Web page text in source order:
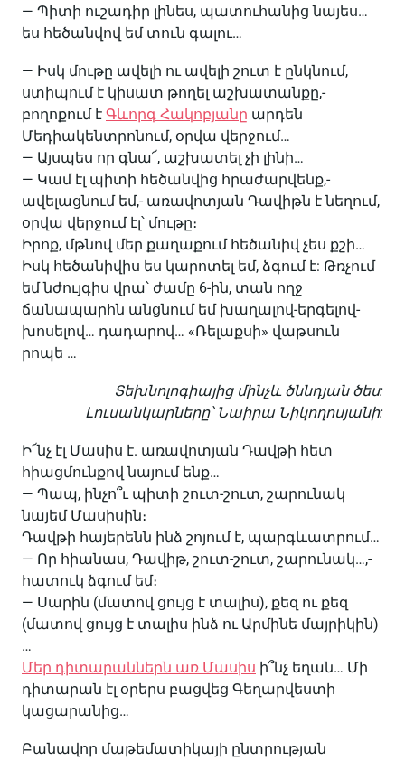
— Պիտի ուշադիր լինես, պատուհանից նայես…
ես հեծանվով եմ տուն գալու…
— Իսկ մութը ավելի ու ավելի շուտ է ընկնում,
ստիպում է կիսատ թողել աշխատանքը,-
բողոքում է Գևորգ Հակոբյանը արդեն
Մեդիակենտրոնում, օրվա վերջում…
— Այսպես որ գնա՜, աշխատել չի լինի…
— Կամ էլ պիտի հեծանվից հրաժարվենք,-
ավելացնում եմ,- առավոտյան Դավիթն է նեղում,
օրվա վերջում էլ՝ մութը։
Իրոք, մթնով մեր քաղաքում հեծանիվ չես քշի…
Իսկ հեծանիվիս ես կարոտել եմ, ձգում է: Թռչում
եմ նժույգիս վրա՝ ժամը 6-ին, տան ողջ
ճանապարհն անցնում եմ խաղալով-երգելով-
խոսելով… դադարով… «Ռելաքսի» վաթսուն
րոպե …
Տեխնոլոգիայից մինչև ծննդյան ծես:
Լուսանկարները՝ Նաիրա Նիկողոսյանի:
Ի՜նչ էլ Մասիս է. առավոտյան Դավթի հետ
հիացմունքով նայում ենք…
— Պապ, ինչո՞ւ պիտի շուտ-շուտ, շարունակ
նայեմ Մասիսին։
Դավթի հայերենն ինձ շոյում է, պարգևատրում…
— Որ հիանաս, Դավիթ, շուտ-շուտ, շարունակ…,-
հատուկ ձգում եմ։
— Սարին (մատով ցույց է տալիս), քեզ ու քեզ
(մատով ցույց է տալիս ինձ ու Արմինե մայրիկին)
…
Մեր դիտարաններն առ Մասիս ի՞նչ եղան… Մի
դիտարան էլ օրերս բացվեց Գեղարվեստի
կացարանից…
Բանավոր մաթեմատիկայի ընտրության